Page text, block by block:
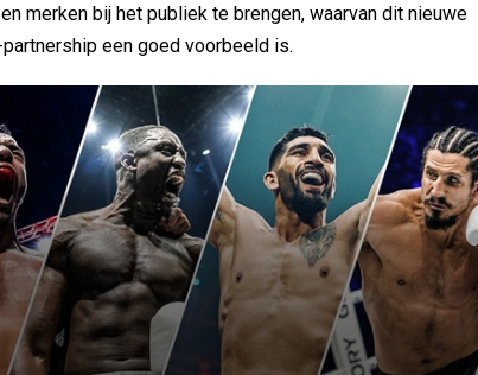
merken bij het publiek te brengen, waarvan dit nieuwe
een goed voorbeeld is.